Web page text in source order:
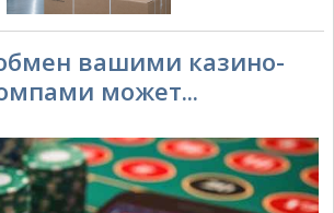
вашими казино-
может...